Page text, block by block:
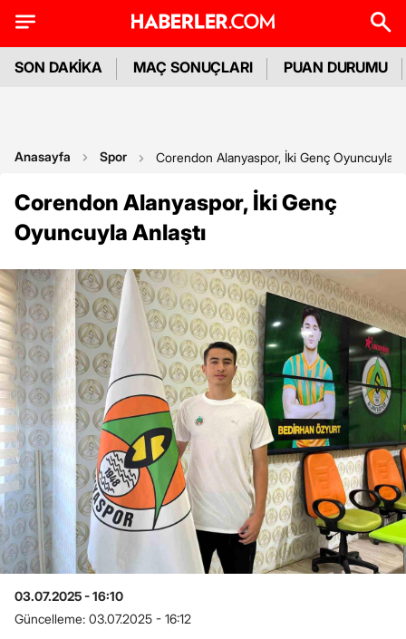
SON DAKİKA MAÇ SONUÇLARI PUAN DURUMU
Anasayfa Spor Corendon Alanyaspor, İki Genç Oyuncuyla
Corendon Alanyaspor, İki Genç
Oyuncuyla Anlaştı
03.07.2025 - 16:10
Güncelleme: 03.07.2025 - 16:12